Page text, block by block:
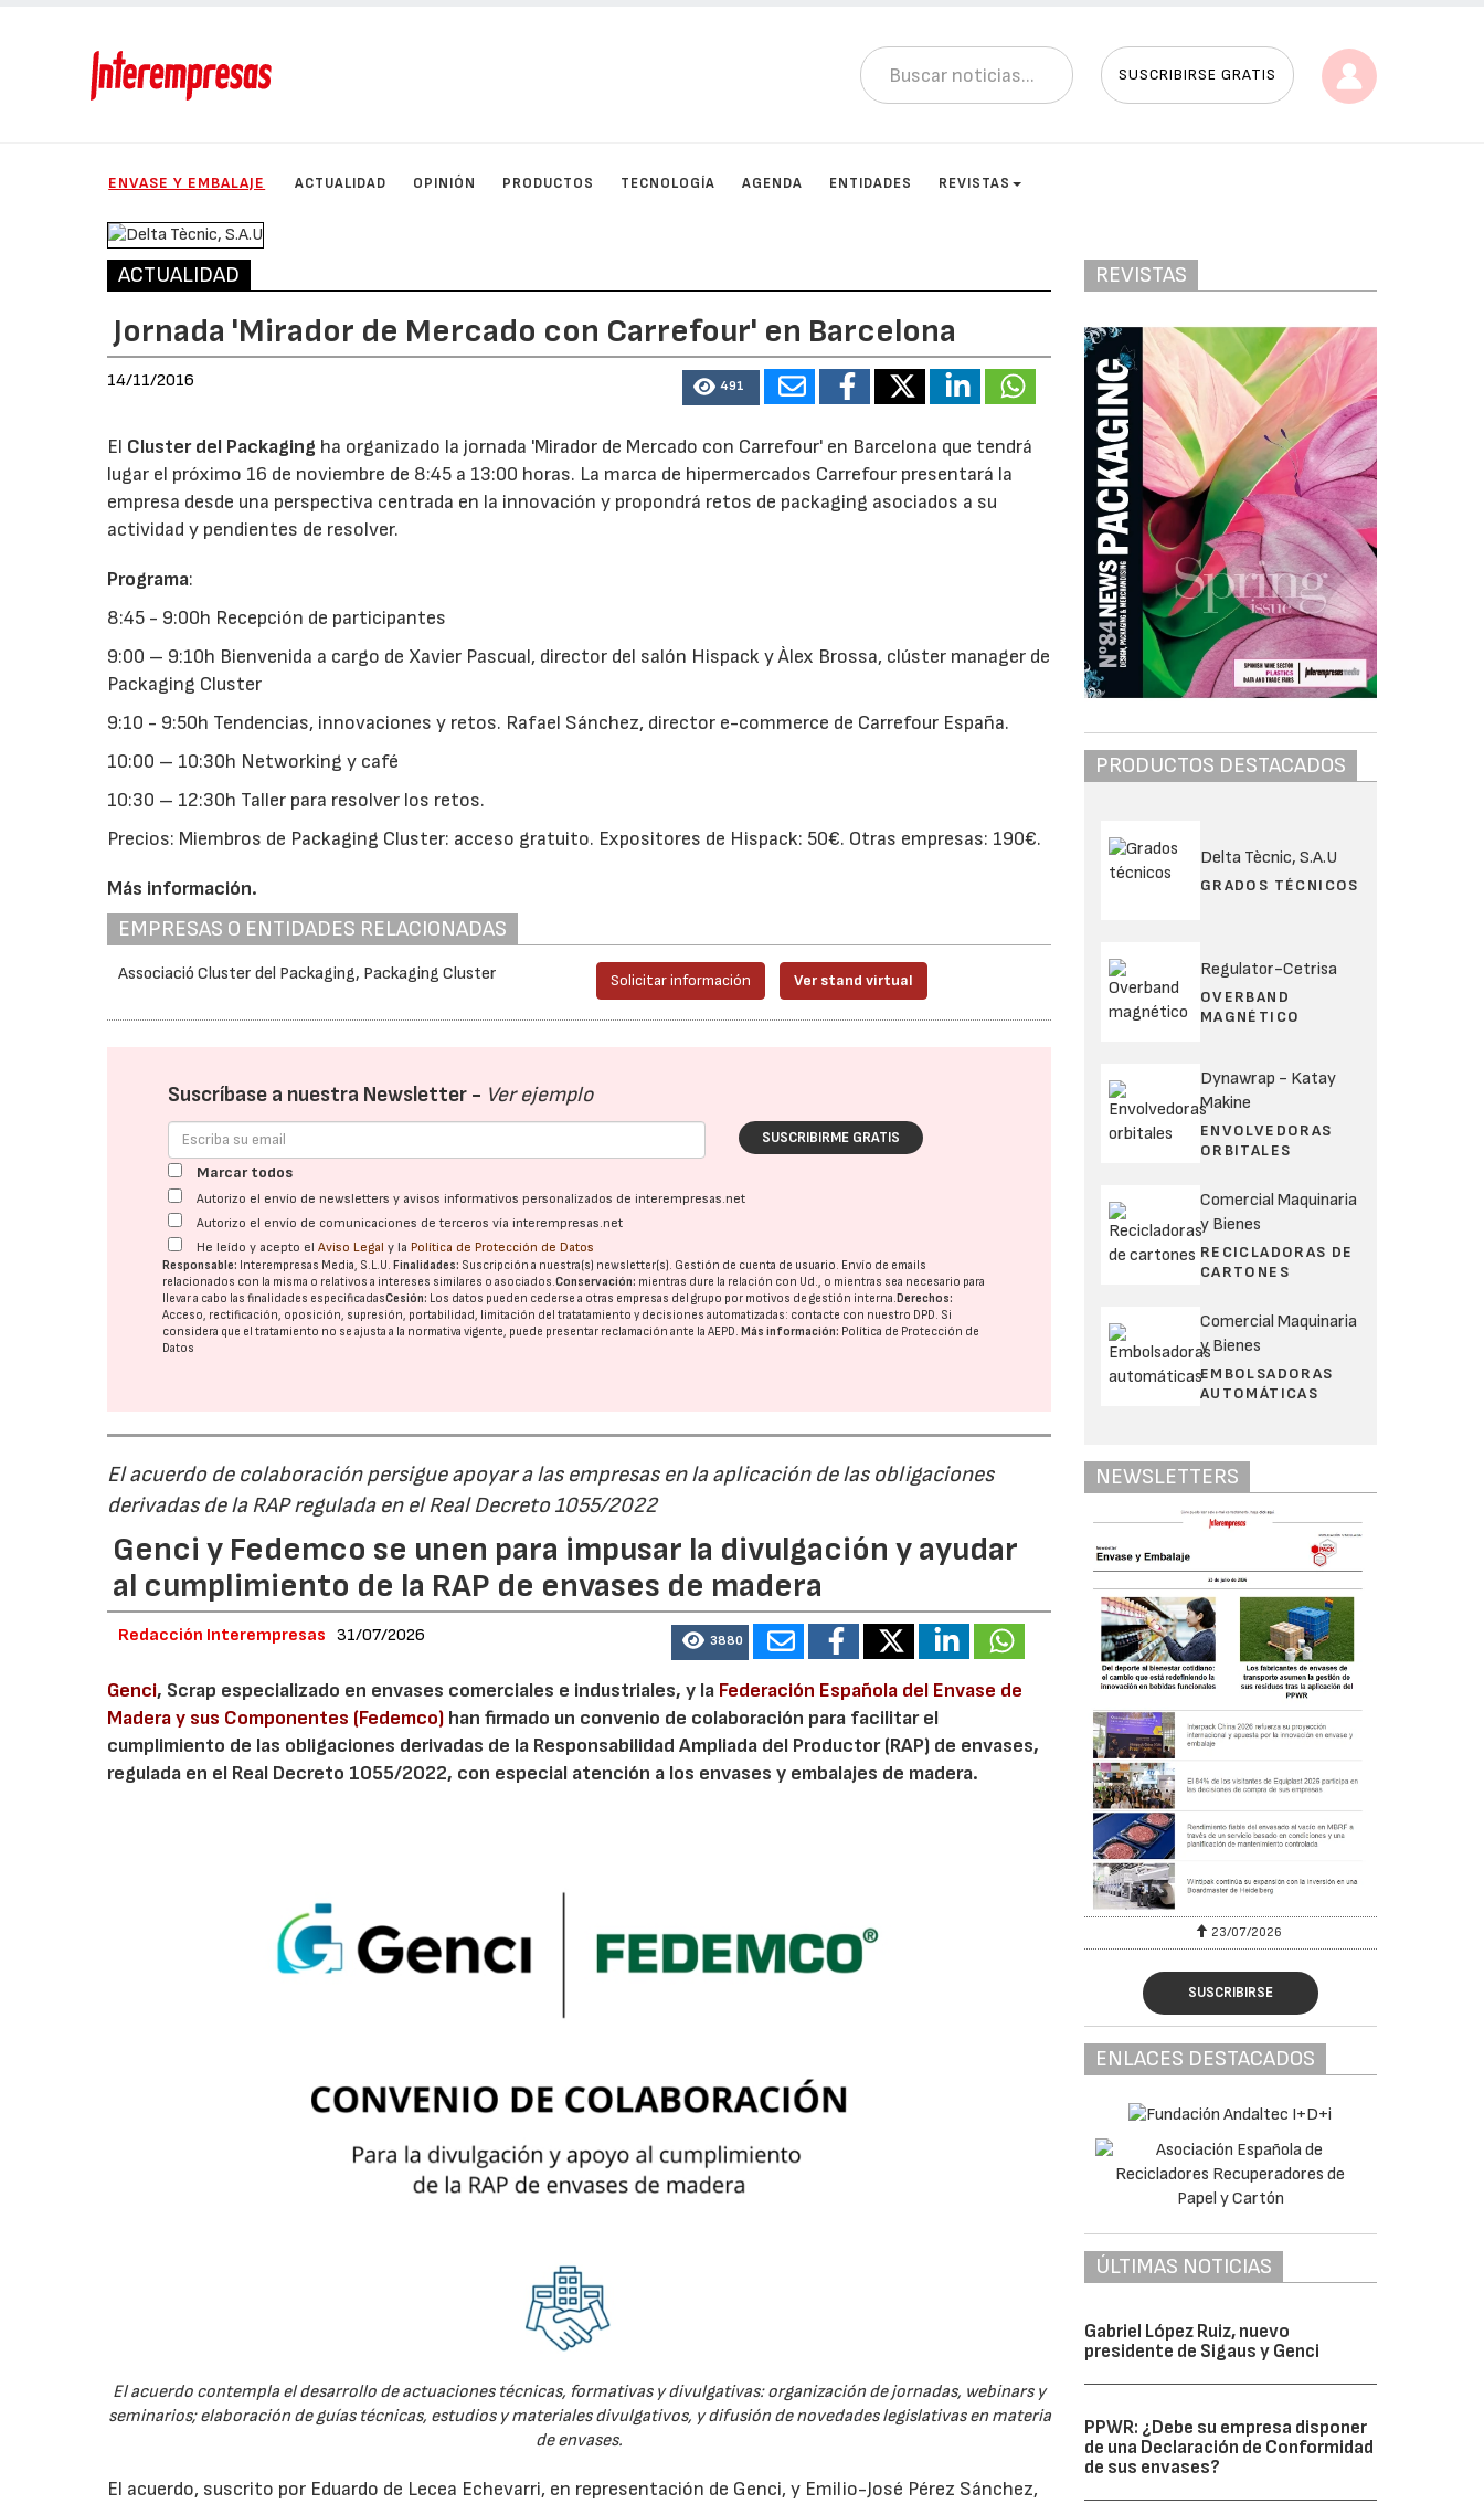
SUSCRIBIRSE GRATIS
ENVASE Y EMBALAJE ACTUALIDAD OPINIÓN PRODUCTOS TECNOLOGÍA AGENDA ENTIDADES REVISTAS
ACTUALIDAD
Jornada 'Mirador de Mercado con Carrefour' en Barcelona
14/11/2016 491
El Cluster del Packaging ha organizado la jornada 'Mirador de Mercado con Carrefour' en Barcelona que tendrá
lugar el próximo 16 de noviembre de 8:45 a 13:00 horas. La marca de hipermercados Carrefour presentará la
empresa desde una perspectiva centrada en la innovación y propondrá retos de packaging asociados a su
actividad y pendientes de resolver.
Programa:
8:45 - 9:00h Recepción de participantes
9:00 – 9:10h Bienvenida a cargo de Xavier Pascual, director del salón Hispack y Àlex Brossa, clúster manager de
Packaging Cluster
9:10 - 9:50h Tendencias, innovaciones y retos. Rafael Sánchez, director e-commerce de Carrefour España.
10:00 – 10:30h Networking y café
10:30 – 12:30h Taller para resolver los retos.
Precios: Miembros de Packaging Cluster: acceso gratuito. Expositores de Hispack: 50€. Otras empresas: 190€.
Más información.
EMPRESAS O ENTIDADES RELACIONADAS
Associació Cluster del Packaging, Packaging Cluster Solicitar información Ver stand virtual
Suscríbase a nuestra Newsletter - Ver ejemplo
SUSCRIBIRME GRATIS
Marcar todos
Autorizo el envío de newsletters y avisos informativos personalizados de interempresas.net
Autorizo el envío de comunicaciones de terceros vía interempresas.net
He leído y acepto elAviso Legal y la Política de Protección de Datos
Responsable: Interempresas Media, S.L.U.Finalidades: Suscripción a nuestra(s) newsletter(s). Gestión de cuenta de usuario. Envío de emails
relacionados con la misma o relativos a intereses similares o asociados.Conservación: mientras dure la relación con Ud., o mientras sea necesario para
llevar a cabo las finalidades especificadasCesión: Los datos pueden cederse a otras empresas del grupo por motivos de gestión interna.Derechos:
Acceso, rectificación, oposición, supresión, portabilidad, limitación del tratatamiento y decisiones automatizadas: contacte con nuestro DPD. Si
considera que el tratamiento no se ajusta a la normativa vigente, puede presentar reclamación ante laAEPD.Más información: Política de Protección de
Datos
El acuerdo de colaboración persigue apoyar a las empresas en la aplicación de las obligaciones
derivadas de la RAP regulada en el Real Decreto 1055/2022
Genci y Fedemco se unen para impusar la divulgación y ayudar
al cumplimiento de la RAP de envases de madera
Redacción Interempresas 31/07/2026 3880
Genci, Scrap especializado en envases comerciales e industriales, y la Federación Española del Envase de
Madera y sus Componentes (Fedemco) han firmado un convenio de colaboración para facilitar el
cumplimiento de las obligaciones derivadas de la Responsabilidad Ampliada del Productor (RAP) de envases,
regulada en el Real Decreto 1055/2022, con especial atención a los envases y embalajes de madera.
El acuerdo contempla el desarrollo de actuaciones técnicas, formativas y divulgativas: organización de jornadas, webinars y
seminarios; elaboración de guías técnicas, estudios y materiales divulgativos, y difusión de novedades legislativas en materia
de envases.
El acuerdo, suscrito por Eduardo de Lecea Echevarri, en representación de Genci, y Emilio-José Pérez Sánchez,
REVISTAS
PRODUCTOS DESTACADOS
Delta Tècnic, S.A.U
GRADOS TÉCNICOS
Regulator-Cetrisa
OVERBAND
MAGNÉTICO
Dynawrap - Katay
Makine
ENVOLVEDORAS
ORBITALES
Comercial Maquinaria
y Bienes
RECICLADORAS DE
CARTONES
Comercial Maquinaria
y Bienes
EMBOLSADORAS
AUTOMÁTICAS
NEWSLETTERS
23/07/2026 23/07/2026
SUSCRIBIRSE
ENLACES DESTACADOS
ÚLTIMAS NOTICIAS
Gabriel López Ruiz, nuevo
presidente de Sigaus y Genci
PPWR: ¿Debe su empresa disponer
de una Declaración de Conformidad
de sus envases?